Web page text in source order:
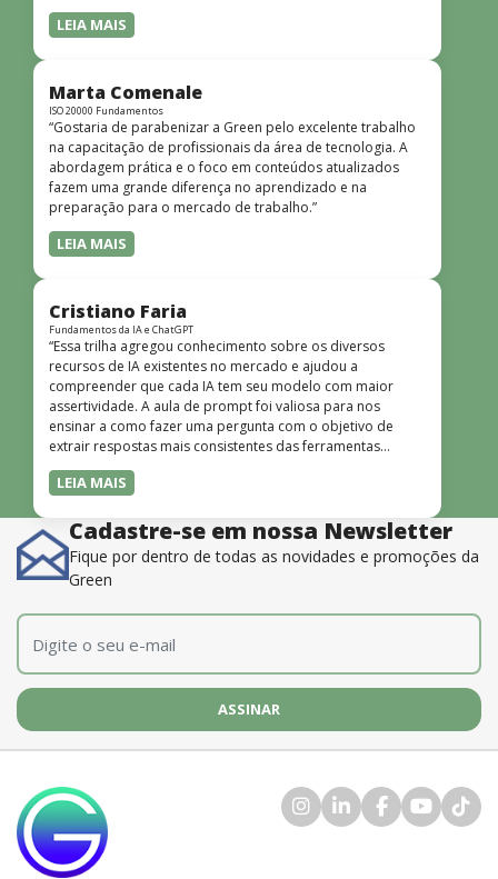
LEIA MAIS
Marta Comenale
ISO 20000 Fundamentos
“Gostaria de parabenizar a Green pelo excelente trabalho
na capacitação de profissionais da área de tecnologia. A
abordagem prática e o foco em conteúdos atualizados
fazem uma grande diferença no aprendizado e na
preparação para o mercado de trabalho.”
LEIA MAIS
Cristiano Faria
Fundamentos da IA e ChatGPT
“Essa trilha agregou conhecimento sobre os diversos
recursos de IA existentes no mercado e ajudou a
compreender que cada IA tem seu modelo com maior
assertividade. A aula de prompt foi valiosa para nos
ensinar a como fazer uma pergunta com o objetivo de
extrair respostas mais consistentes das ferramentas
disponíveis. O instrutor também é muito bom, além de
dominar o conteúdo, possui uma didática que incentiva o
LEIA MAIS
Cadastre-se em nossa Newsletter
Fique por dentro de todas as novidades e promoções da
Green
E-mail